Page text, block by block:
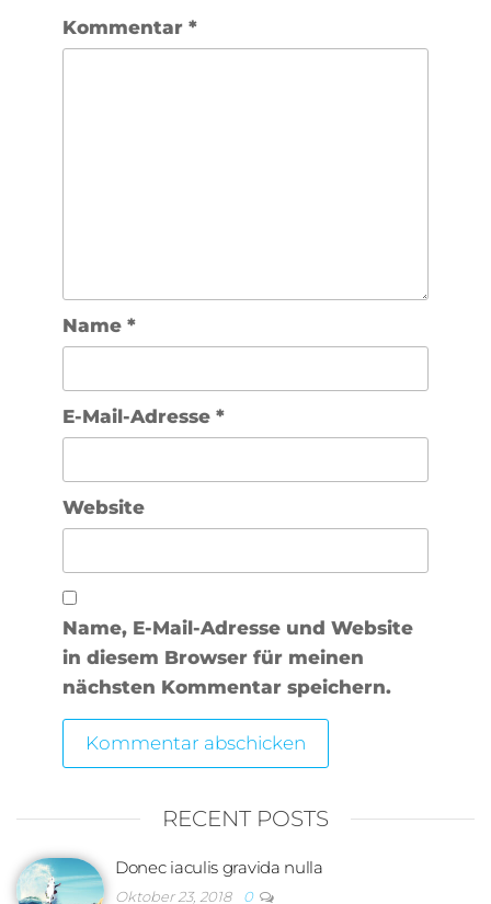
Kommentar *
Name *
E-Mail-Adresse *
Website
Name, E-Mail-Adresse und Website
in diesem Browser für meinen
nächsten Kommentar speichern.
RECENT POSTS
Donec iaculis gravida nulla
Oktober 23, 2018 0